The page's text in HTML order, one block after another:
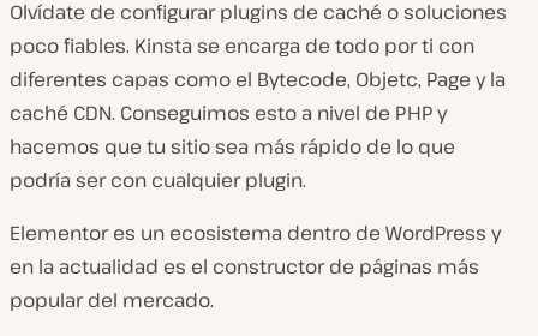
Olvídate de configurar plugins de caché o soluciones
poco fiables. Kinsta se encarga de todo por ti con
diferentes capas como el Bytecode, Objetc, Page y la
caché CDN. Conseguimos esto a nivel de PHP y
hacemos que tu sitio sea más rápido de lo que
podría ser con cualquier plugin.
Elementor es un ecosistema dentro de WordPress y
en la actualidad es el constructor de páginas más
popular del mercado.